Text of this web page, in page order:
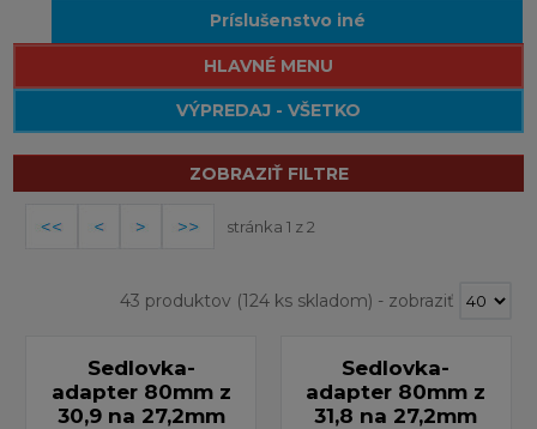
príslušenstvo iné
HLAVNÉ MENU
VÝPREDAJ - VŠETKO
ZOBRAZIŤ FILTRE
stránka 1 z 2
43 produktov(124 ks skladom) - zobraziť
Sedlovka-
adapter 80mm z
30,9 na 27,2mm
Sedlovka-
adapter 80mm z
31,8 na 27,2mm